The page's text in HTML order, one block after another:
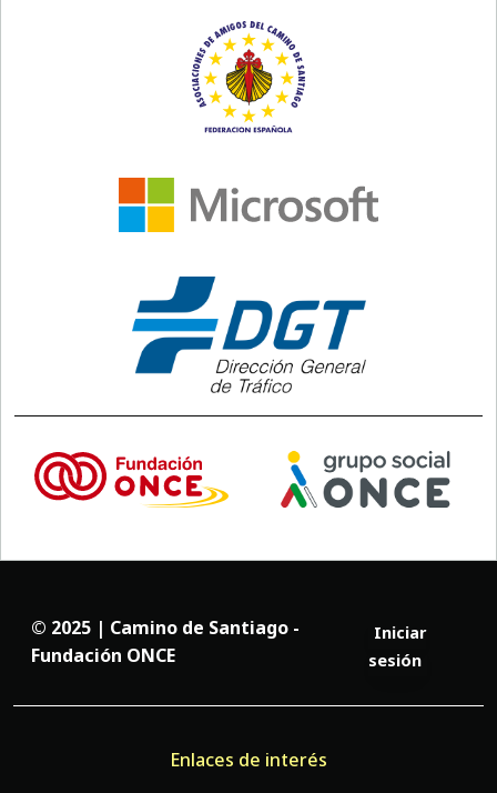
© 2025 | Camino de Santiago -
Fundación ONCE
Iniciar
sesión
Enlaces de interés